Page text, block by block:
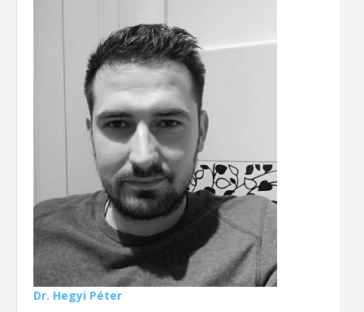
Dr. Hegyi Péter